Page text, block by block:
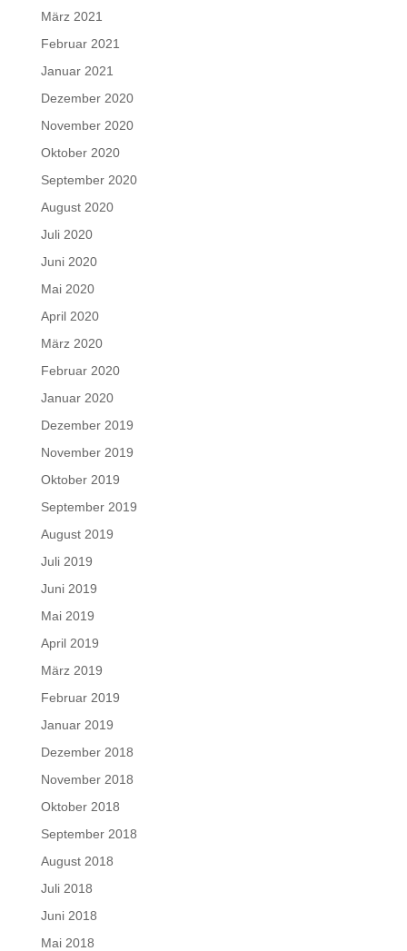
März 2021
Februar 2021
Januar 2021
Dezember 2020
November 2020
Oktober 2020
September 2020
August 2020
Juli 2020
Juni 2020
Mai 2020
April 2020
März 2020
Februar 2020
Januar 2020
Dezember 2019
November 2019
Oktober 2019
September 2019
August 2019
Juli 2019
Juni 2019
Mai 2019
April 2019
März 2019
Februar 2019
Januar 2019
Dezember 2018
November 2018
Oktober 2018
September 2018
August 2018
Juli 2018
Juni 2018
Mai 2018